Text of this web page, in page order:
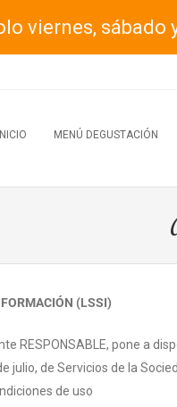
INICIO MENÚ DEGUSTACIÓN
(LSSI)
RESPONSABLE, pone a
julio, de Servicios de la
de uso
viernes, sábado